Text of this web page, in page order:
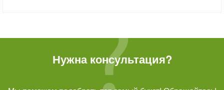
Нужна консультация?